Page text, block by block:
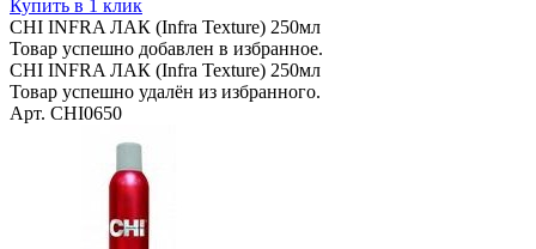
Купить в 1 клик
CHI INFRA ЛАК (Infra Texture) 250мл
Товар успешно добавлен в избранное.
CHI INFRA ЛАК (Infra Texture) 250мл
Товар успешно удалён из избранного.
Арт. CHI0650